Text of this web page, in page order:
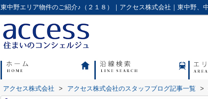
東中野エリア物件のご紹介♪（２１８）｜アクセス株式会社｜東中野、
アクセス株式会社 > アクセス株式会社のスタッフブログ記事一覧 >